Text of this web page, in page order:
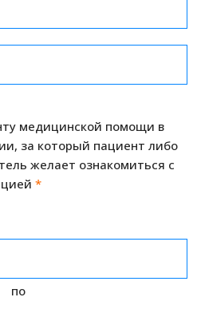
медицинской помощи в
за который пациент либо
желает ознакомиться с
*
по